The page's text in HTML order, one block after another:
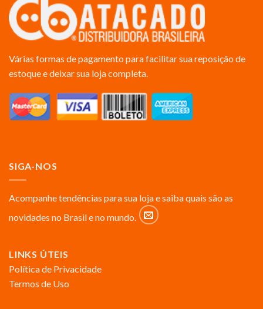
Várias formas de pagamento para facilitar sua reposição de
estoque e deixar sua loja completa.
SIGA-NOS
Acompanhe tendências para sua loja e saiba quais são as
novidades no Brasil e no mundo.
LINKS ÚTEIS
Política de Privacidade
Termos de Uso